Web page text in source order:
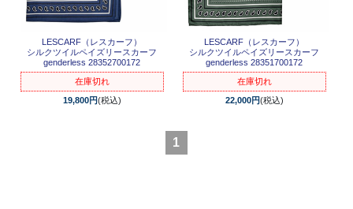
LESCARF（レスカーフ）
シルクツイルペイズリースカーフ
genderless 28352700172
在庫切れ
19,800円(税込)
LESCARF（レスカーフ）
シルクツイルペイズリースカーフ
genderless 28351700172
在庫切れ
22,000円(税込)
1